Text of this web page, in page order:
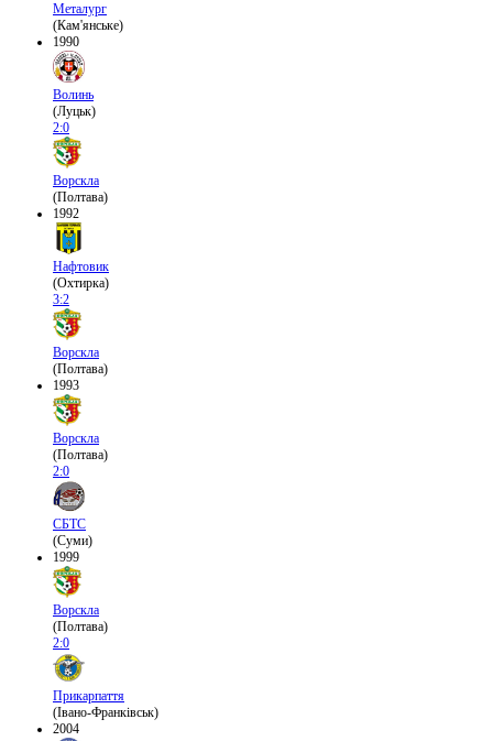
Металург
(Кам'янське)
1990
Волинь
(Луцьк)
2:0
Ворскла
(Полтава)
1992
Нафтовик
(Охтирка)
3:2
Ворскла
(Полтава)
1993
Ворскла
(Полтава)
2:0
СБТС
(Суми)
1999
Ворскла
(Полтава)
2:0
Прикарпаття
(Івано-Франківськ)
2004